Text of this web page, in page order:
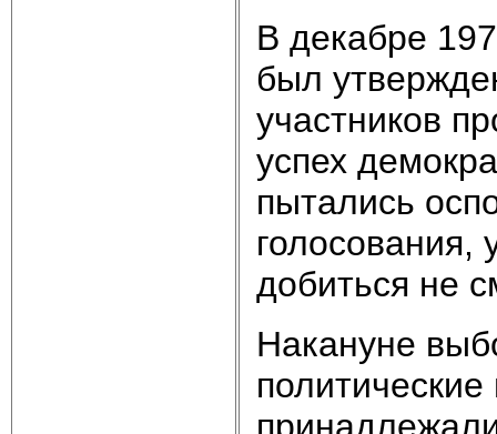
В декабре
был
участников
успех
пытались
голосования,
добиться не
Накануне